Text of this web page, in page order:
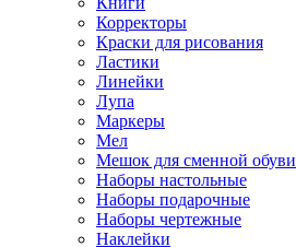
Корректоры
Краски для рисования
Ластики
Линейки
Лупа
Маркеры
Мел
Мешок для сменной обуви
Наборы настольные
Наборы подарочные
Наборы чертежные
Наклейки